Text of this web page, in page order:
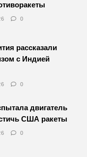
0
рассказали
с Индией
0
двигатель
США ракеты
0